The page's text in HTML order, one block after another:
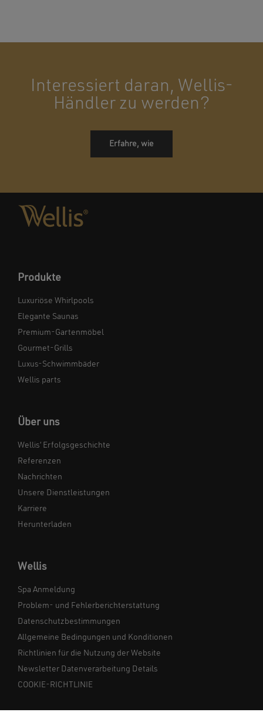
Interessiert daran, Wellis-
Händler zu werden?
Erfahre, wie
Produkte
Luxuriöse Whirlpools
Elegante Saunas
Premium-Gartenmöbel
Gourmet-Grills
Luxus-Schwimmbäder
Wellis parts
Über uns
Wellis‘ Erfolgsgeschichte
Referenzen
Nachrichten
Unsere Dienstleistungen
Karriere
Herunterladen
Wellis
Spa Anmeldung
Problem- und Fehlerberichterstattung
Datenschutzbestimmungen
Allgemeine Bedingungen und Konditionen
Richtlinien für die Nutzung der Website
Newsletter Datenverarbeitung Details
COOKIE-RICHTLINIE